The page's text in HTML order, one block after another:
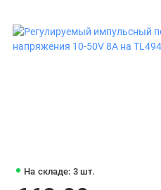
На складе: 3 шт.